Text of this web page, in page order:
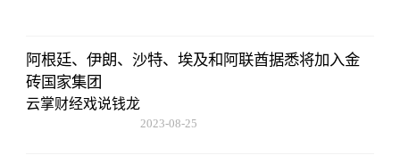
阿根廷、伊朗、沙特、埃及和阿联酋据悉将加入金
砖国家集团
云掌财经戏说钱龙
2023-08-25